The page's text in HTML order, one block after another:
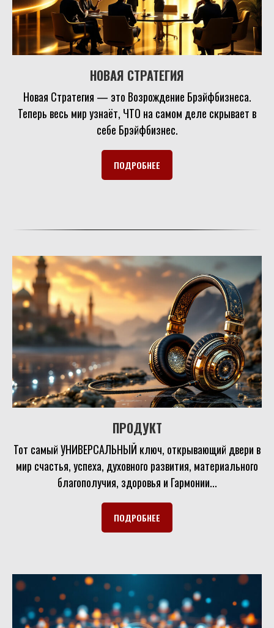
НОВАЯ СТРАТЕГИЯ
Новая Стратегия — это Возрождение Брэйфбизнеса.
Теперь весь мир узнаёт, ЧТО на самом деле скрывает в
себе Брэйфбизнес.
ПОДРОБНЕЕ
ПРОДУКТ
Тот самый УНИВЕРСАЛЬНЫЙ ключ, открывающий двери в
мир счастья, успеха, духовного развития, материального
благополучия, здоровья и Гармонии...
ПОДРОБНЕЕ